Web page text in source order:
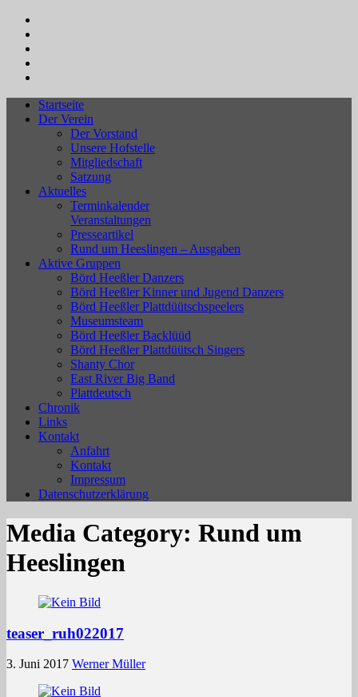
Startseite
Der Verein
Der Vorstand
Unsere Hofstelle
Mitgliedschaft
Satzung
Aktuelles
Terminkalender
Veranstaltungen
Presseartikel
Rund um Heeslingen – Ausgaben
Aktive Gruppen
Börd Heeßler Danzers
Börd Heeßler Kinner und Jugend Danzers
Börd Heeßler Plattdüütschspeelers
Museumsteam
Börd Heeßler Backlüüd
Börd Heeßler Plattdüütsch Singers
Shanty Chor
East River Big Band
Plattdeutsch
Chronik
Links
Kontakt
Anfahrt
Kontakt
Impressum
Datenschutzerklärung
Media Category: Rund um
Heeslingen
teaser_ruh022017
3. Juni 2017 Werner Müller